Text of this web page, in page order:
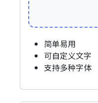
简单易用
可自定义文字
支持多种字体